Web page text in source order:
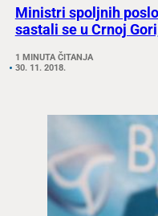
Ministri spoljnih
sastali se u Crnoj
1 MINUTA ČITANJA
30. 11. 2018.